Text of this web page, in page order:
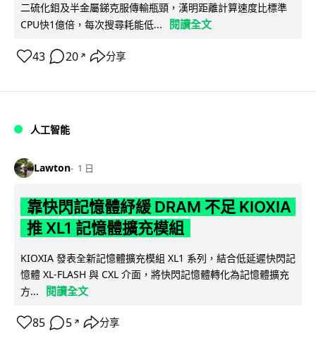
二硫化鉬及半金屬銻克服傳輸瓶頸，漢明距離計算速度比標準
CPU快1億倍，每次搜尋耗能低...
閱讀全文
43 20 ↗ 分享
人工智能
Lawton 1 日
靠快閃記憶體紓緩 DRAM 不足 KIOXIA
推 XL1 記憶體擴充模組
KIOXIA 發表全新記憶體擴充模組 XL1 系列，結合低延遲快閃記
憶體 XL-FLASH 與 CXL 介面，將快閃記憶體轉化為記憶體擴充
方...
閱讀全文
85 5 ↗ 分享